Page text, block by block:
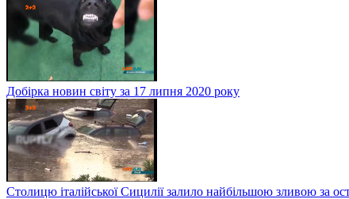
Добірка новин світу за 17 липня 2020 року
Столицю італійської Сицилії залило найбільшою зливою за